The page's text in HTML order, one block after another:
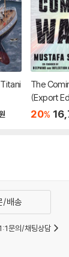
The
(Export
20%
/배송
문의/채팅상담